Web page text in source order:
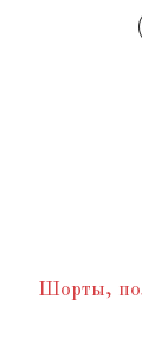
Шорты,